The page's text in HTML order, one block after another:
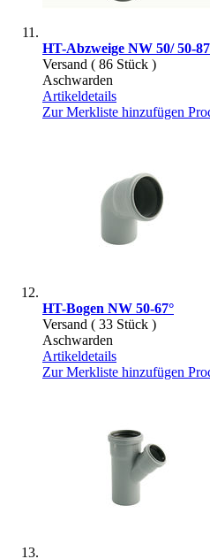
HT-Abzweige NW 50/ 50-
Versand ( 86 Stück )
Aschwarden
Artikeldetails
Zur Merkliste hinzufügen
HT-Bogen NW 50-67°
Versand ( 33 Stück )
Aschwarden
Artikeldetails
Zur Merkliste hinzufügen